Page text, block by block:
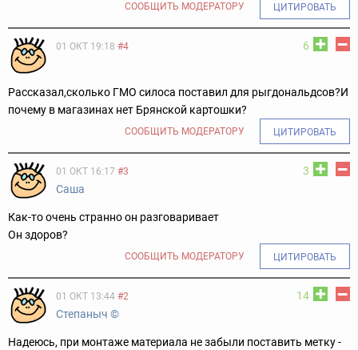
СООБЩИТЬ МОДЕРАТОРУ ЦИТИРОВАТЬ
6
01 ОКТ 19:18 #4
Рассказал,сколько ГМО силоса поставил для рыгдональдсов?И
почему в магазинах нет Брянской картошки?
СООБЩИТЬ МОДЕРАТОРУ ЦИТИРОВАТЬ
3
01 ОКТ 16:17 #3
Саша
Как-то очень странно он разговаривает
Он здоров?
СООБЩИТЬ МОДЕРАТОРУ ЦИТИРОВАТЬ
14
01 ОКТ 13:44 #2
Степаныч ©
Надеюсь, при монтаже материала не забыли поставить метку -